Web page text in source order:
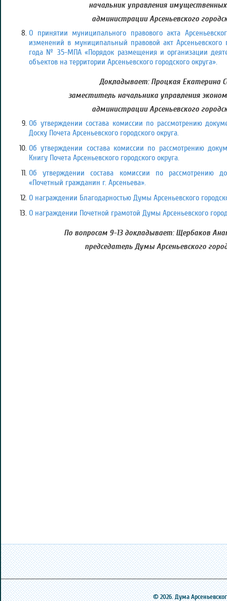
начальник управления
администрации Арсеньевского
О принятии муниципального правового акта
изменений в муниципальный правовой акт Арсеньевского
года № 35-МПА «Порядок размещения и организации
объектов на территории Арсеньевского городского округа».
Докладывает: Процкая Екатерина
заместитель начальника управления
администрации Арсеньевского
Об утверждении состава комиссии по рассмотрению
Доску Почета Арсеньевского городского округа.
Об утверждении состава комиссии по рассмотрению
Книгу Почета Арсеньевского городского округа.
Об утверждении состава комиссии по рассмотрению
«Почетный гражданин г. Арсеньева».
О награждении Благодарностью Думы Арсеньевского
О награждении Почетной грамотой Думы Арсеньевского
По вопросам 9-13 докладывает: Щербаков
председатель Думы Арсеньевского
© 2026. Дума